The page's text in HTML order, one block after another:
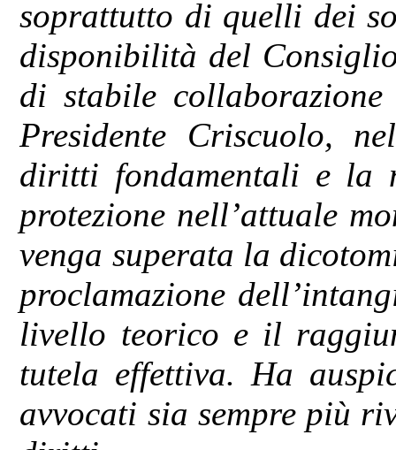
soprattutto di quelli dei
disponibilità del
di stabile
Presidente Criscuolo,
diritti fondamentali e la
protezione nell’attuale
venga superata la
proclamazione
livello teorico e il
tutela effettiva. Ha
avvocati sia sempre più